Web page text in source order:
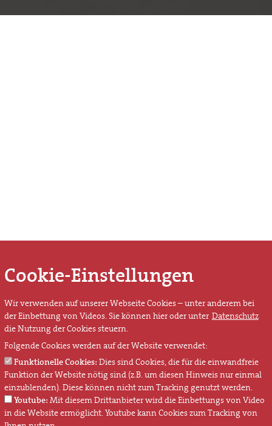
Cookie-Einstellungen
Wir verwenden auf unserer Webseite Cookies – unter anderem bei
der Einbettung von Videos. Sie können hier oder unter Datenschutz
die Nutzung der Cookies steuern.
Folgende Cookies werden auf der Website verwendet:
Funktionelle Cookies: Dies sind Cookies, die für die einwandfreie
Funktion der Website nötig sind (z.B. um diesen Hinweis nur einmal
einzublenden). Diese können nicht zum Tracking genutzt werden.
Youtube: Mit diesem Drittanbieter wird die Einbettungs von Video
in die Website ermöglicht. Youtube kann Cookies zum Tracking von